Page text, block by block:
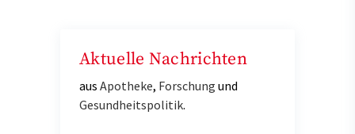
Aktuelle Nachrichten
aus Apotheke, Forschung und
Gesundheitspolitik.